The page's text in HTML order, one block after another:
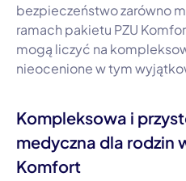
bezpieczeństwo zarówno
ramach pakietu PZU
mogą liczyć na
nieocenione w tym
Kompleksowa i
medyczna dla rodzin
Komfort